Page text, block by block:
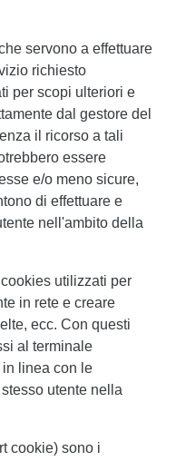
servono a effettuare
richiesto
per scopi ulteriori e
dal gestore del
il ricorso a tali
essere
e/o meno sicure,
di effettuare e
nell'ambito della
utilizzati per
in rete e creare
ecc. Con questi
al terminale
linea con le
utente nella
cookie) sono i